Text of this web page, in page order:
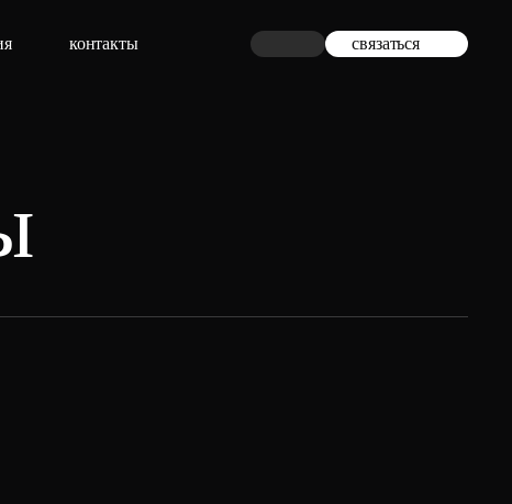
контакты связаться